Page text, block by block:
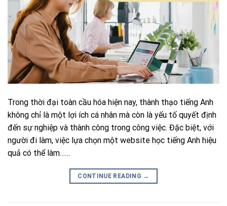
Trong thời đại toàn cầu hóa hiện nay, thành thạo tiếng Anh
không chỉ là một lợi ích cá nhân mà còn là yếu tố quyết định
đến sự nghiệp và thành công trong công việc. Đặc biệt, với
người đi làm, việc lựa chọn một website học tiếng Anh hiệu
quả có thể làm……
CONTINUE READING →